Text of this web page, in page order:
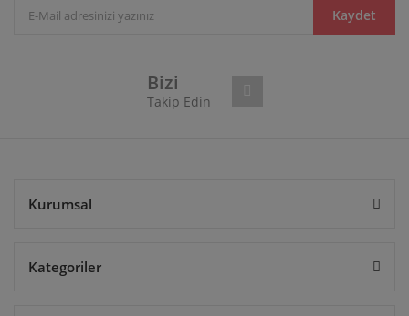
Ürün bilgilerinde hatalar bulunuyor.
Kaydet
Bizi
Takip Edin
Kurumsal
Kategoriler